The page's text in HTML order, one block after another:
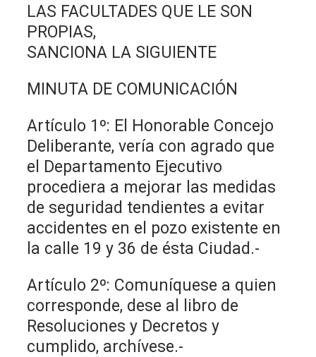
LAS FACULTADES QUE LE SON
PROPIAS,
SANCIONA LA SIGUIENTE
MINUTA DE COMUNICACIÓN
Artículo 1º: El Honorable Concejo
Deliberante, vería con agrado que
el Departamento Ejecutivo
procediera a mejorar las medidas
de seguridad tendientes a evitar
accidentes en el pozo existente en
la calle 19 y 36 de ésta Ciudad.-
Artículo 2º: Comuníquese a quien
corresponde, dese al libro de
Resoluciones y Decretos y
cumplido, archívese.-